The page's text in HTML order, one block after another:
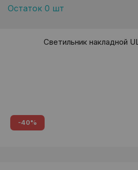
Остаток 0 шт
Светильник накладной
-40%